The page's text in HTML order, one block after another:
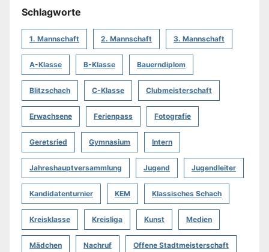
Schlagworte
1. Mannschaft 2. Mannschaft 3. Mannschaft
A-Klasse B-Klasse Bauerndiplom
Blitzschach C-Klasse Clubmeisterschaft
Erwachsene Ferienpass Fotografie
Geretsried Gymnasium Intern
Jahreshauptversammlung Jugend Jugendleiter
Kandidatenturnier KEM Klassisches Schach
Kreisklasse Kreisliga Kunst Medien
Mädchen Nachruf Offene Stadtmeisterschaft